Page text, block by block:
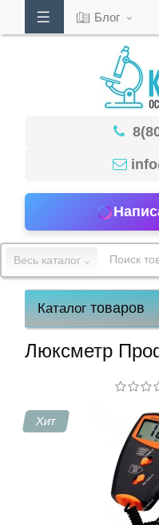
53-
15
работы
Блог
Весь каталог
Каталогтоваров
Люксметр
Хит